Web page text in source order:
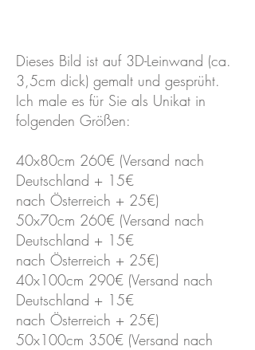
Dieses Bild ist auf 3D-Leinwand (ca.
3,5cm dick) gemalt und gesprüht.
Ich male es für Sie als Unikat in
folgenden Größen:
40x80cm 260€ (Versand nach
Deutschland + 15€
nach Österreich + 25€)
50x70cm 260€ (Versand nach
Deutschland + 15€
nach Österreich + 25€)
40x100cm 290€ (Versand nach
Deutschland + 15€
nach Österreich + 25€)
50x100cm 350€ (Versand nach